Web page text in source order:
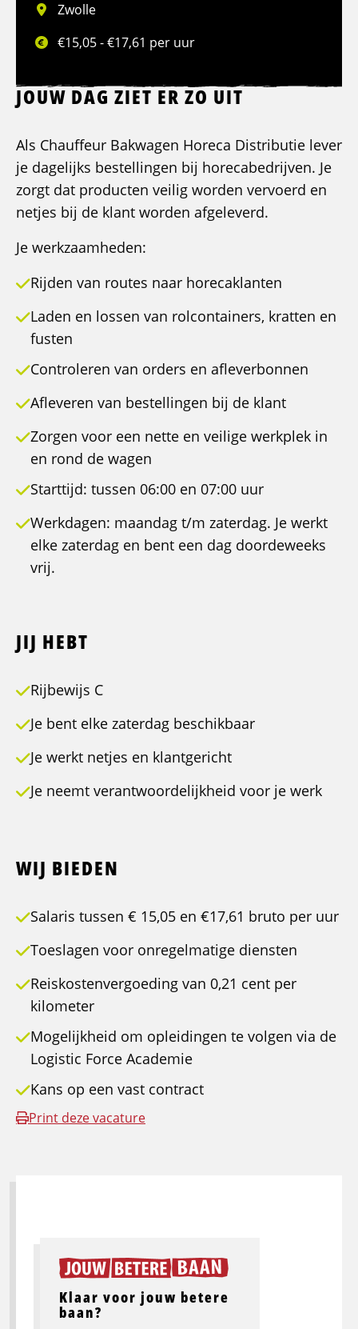
Zwolle
€15,05 - €17,61 per uur
JOUW DAG ZIET ER ZO UIT
Als Chauffeur Bakwagen Horeca Distributie lever
je dagelijks bestellingen bij horecabedrijven. Je
zorgt dat producten veilig worden vervoerd en
netjes bij de klant worden afgeleverd.
Je werkzaamheden:
Rijden van routes naar horecaklanten
Laden en lossen van rolcontainers, kratten en
fusten
Controleren van orders en afleverbonnen
Afleveren van bestellingen bij de klant
Zorgen voor een nette en veilige werkplek in
en rond de wagen
Starttijd: tussen 06:00 en 07:00 uur
Werkdagen: maandag t/m zaterdag. Je werkt
elke zaterdag en bent een dag doordeweeks
vrij.
JIJ HEBT
Rijbewijs C
Je bent elke zaterdag beschikbaar
Je werkt netjes en klantgericht
Je neemt verantwoordelijkheid voor je werk
WIJ BIEDEN
Salaris tussen € 15,05 en €17,61 bruto per uur
Toeslagen voor onregelmatige diensten
Reiskostenvergoeding van 0,21 cent per
kilometer
Mogelijkheid om opleidingen te volgen via de
Logistic Force Academie
Kans op een vast contract
Print deze vacature
Klaar voor jouw betere
baan?